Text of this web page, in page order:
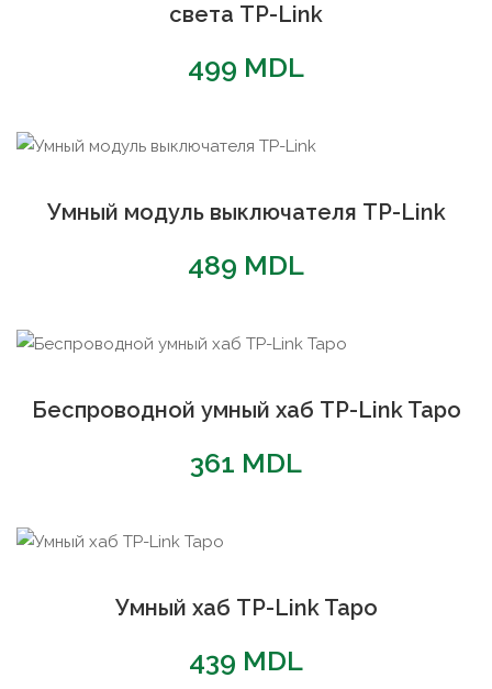
света TP-Link
499 MDL
Умный модуль выключателя TP-Link
489 MDL
Беспроводной умный хаб TP-Link Tapo
361 MDL
Умный хаб TP-Link Tapo
439 MDL